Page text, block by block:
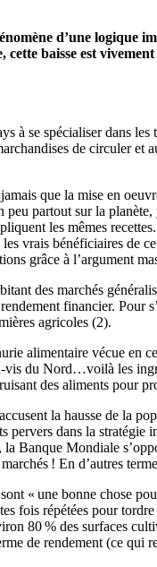
d’une logique
baisse est
à se spécialiser dans
de circuler et
que la mise en
partout sur la
les mêmes
vrais bénéficiaires de
grâce à l’argument
des marchés
financier. Pour
agricoles (2).
alimentaire vécue en
vis du Nord…voilà les
des aliments pour
la hausse de la
dans la
Mondiale
! En d’autres
« une bonne chose
fois répétées pour
80 % des surfaces
de rendement (ce qui